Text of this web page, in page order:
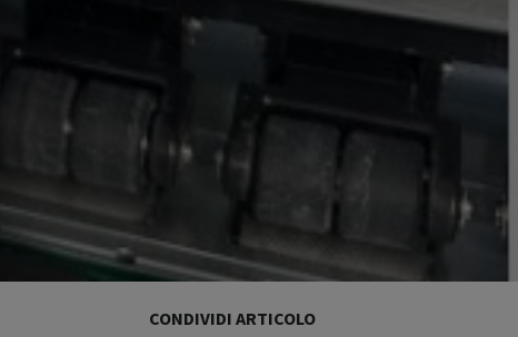
CONDIVIDI ARTICOLO